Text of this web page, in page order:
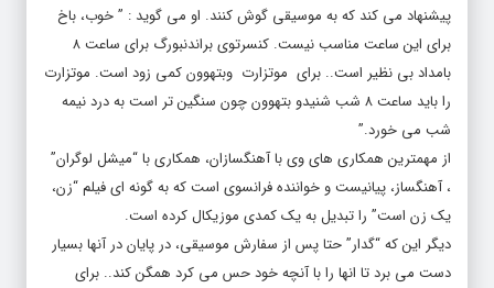
پیشنهاد می کند که به موسیقی گوش کنند. او می گوید : ” خوب، باخ
برای این ساعت مناسب نیست. کنسرتوی براندنبورگ برای ساعت ۸
بامداد بی نظیر است.. برای موتزارت وبتهوون کمی زود است. موتزارت
را باید ساعت ۸ شب شنیدو بتهوون چون سنگین تر است به درد نیمه
شب می خورد.”
از مهمترین همکاری های وی با آهنگسازان، همکاری با “میشل لوگران”
، آهنگساز، پیانیست و خواننده فرانسوی است که به گونه ای فیلم “زن،
یک زن است” را تبدیل به یک کمدی موزیکال کرده است.
دیگر این که “گدار” حتا پس از سفارش موسیقی، در پایان در آنها بسیار
دست می برد تا انها را با آنچه خود حس می کرد همگن کند.. برای